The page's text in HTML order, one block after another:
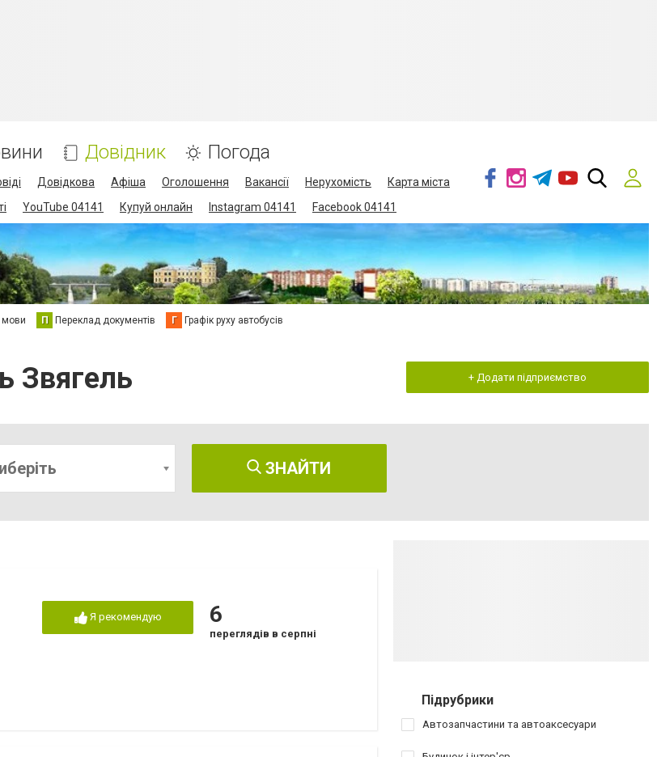
Довідник Погода
Довідкова Афіша Оголошення Вакансії Нерухомість
Карта міста
YouTube 04141 Купуй онлайн Instagram 04141 Facebook 04141
мови П Переклад документів Г Графік руху автобусів
Звягель + Додати підприємство
ЗНАЙТИ
Я рекомендую 6
переглядів в серпні
Підрубрики
Автозапчастини та автоаксесуари